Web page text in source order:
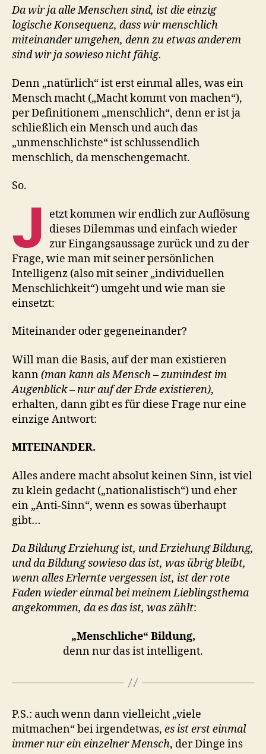
Da wir ja alle Menschen sind, ist die einzig
logische Konsequenz, dass wir menschlich
miteinander umgehen, denn zu etwas anderem
sind wir ja sowieso nicht fähig.
Denn „natürlich“ ist erst einmal alles, was ein
Mensch macht („Macht kommt von machen“),
per Definitionem „menschlich“, denn er ist ja
schließlich ein Mensch und auch das
„unmenschlichste“ ist schlussendlich
menschlich, da menschengemacht.
So.
J
etzt kommen wir endlich zur Auflösung
dieses Dilemmas und einfach wieder
zur Eingangsaussage zurück und zu der
Frage, wie man mit seiner persönlichen
Intelligenz (also mit seiner „individuellen
Menschlichkeit“) umgeht und wie man sie
einsetzt:
Miteinander oder gegeneinander?
Will man die Basis, auf der man existieren
kann(man kann als Mensch – zumindest im
Augenblick – nur auf der Erde existieren),
erhalten, dann gibt es für diese Frage nur eine
einzige Antwort:
MITEINANDER.
Alles andere macht absolut keinen Sinn, ist viel
zu klein gedacht („nationalistisch“) und eher
ein „Anti-Sinn“, wenn es sowas überhaupt
gibt…
Da Bildung Erziehung ist, und Erziehung Bildung,
und da Bildung sowieso das ist, was übrig bleibt,
wenn alles Erlernte vergessen ist, ist der rote
Faden wieder einmal bei meinem Lieblingsthema
angekommen, da es das ist, was zählt:
„Menschliche“ Bildung,
denn nur das ist intelligent.
P.S.: auch wenn dann vielleicht „viele
mitmachen“ bei irgendetwas, es ist erst einmal
immer nur ein einzelner Mensch, der Dinge ins